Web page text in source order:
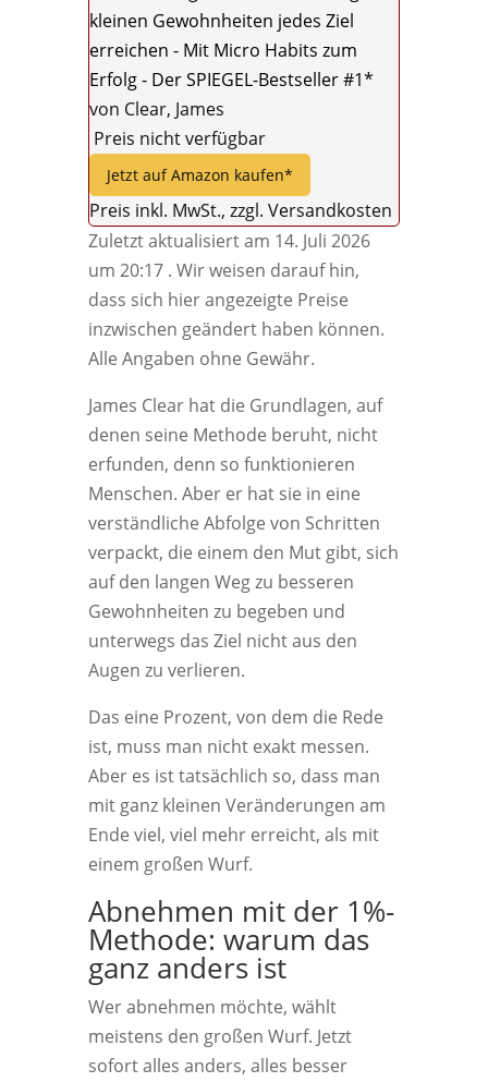
kleinen Gewohnheiten jedes Ziel
erreichen - Mit Micro Habits zum
Erfolg - Der SPIEGEL-Bestseller #1*
von Clear, James
Preis nicht verfügbar
Jetzt auf Amazon kaufen*
Preis inkl. MwSt., zzgl. Versandkosten
Zuletzt aktualisiert am 14. Juli 2026
um 20:17 . Wir weisen darauf hin,
dass sich hier angezeigte Preise
inzwischen geändert haben können.
Alle Angaben ohne Gewähr.
James Clear hat die Grundlagen, auf
denen seine Methode beruht, nicht
erfunden, denn so funktionieren
Menschen. Aber er hat sie in eine
verständliche Abfolge von Schritten
verpackt, die einem den Mut gibt, sich
auf den langen Weg zu besseren
Gewohnheiten zu begeben und
unterwegs das Ziel nicht aus den
Augen zu verlieren.
Das eine Prozent, von dem die Rede
ist, muss man nicht exakt messen.
Aber es ist tatsächlich so, dass man
mit ganz kleinen Veränderungen am
Ende viel, viel mehr erreicht, als mit
einem großen Wurf.
Abnehmen mit der 1%-
Methode: warum das
ganz anders ist
Wer abnehmen möchte, wählt
meistens den großen Wurf. Jetzt
sofort alles anders, alles besser